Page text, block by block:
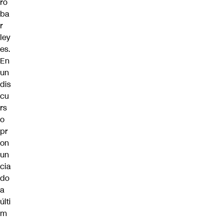
ba
r
ley
es.
En
un
dis
cu
rs
o
pr
on
un
cia
do
a
últi
m